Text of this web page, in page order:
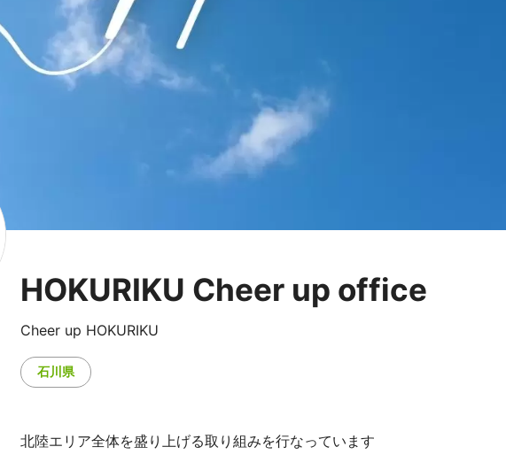
HOKURIKU Cheer up office
Cheer up HOKURIKU
石川県
北陸エリア全体を盛り上げる取り組みを行なっています